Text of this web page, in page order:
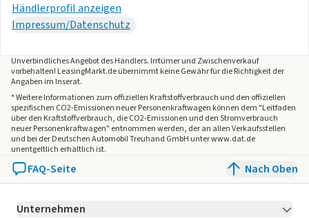
Händlerprofil anzeigen
Impressum/Datenschutz
Unverbindliches Angebot desHändlers. Irrtümer und Zwischenverkauf
vorbehalten! LeasingMarkt.de übernimmt keine Gewähr für die Richtigkeit der
Angaben im Inserat.
* Weitere Informationen zum offiziellen Kraftstoffverbrauch und den offiziellen
spezifischen CO2-Emissionen neuer Personenkraftwagen können dem "Leitfaden
über den Kraftstoffverbrauch, die CO2-Emissionen und den Stromverbrauch
neuer Personenkraftwagen" entnommen werden, der an allen Verkaufsstellen
und bei der Deutschen Automobil Treuhand GmbH unter www.dat.de
unentgeltlich erhältlich ist.
FAQ-Seite Nach Oben
Unternehmen